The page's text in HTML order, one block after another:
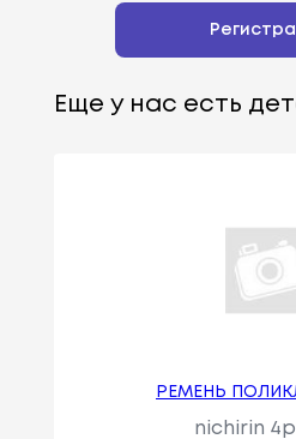
Еще у нас есть
РЕМЕНЬ
nichirin